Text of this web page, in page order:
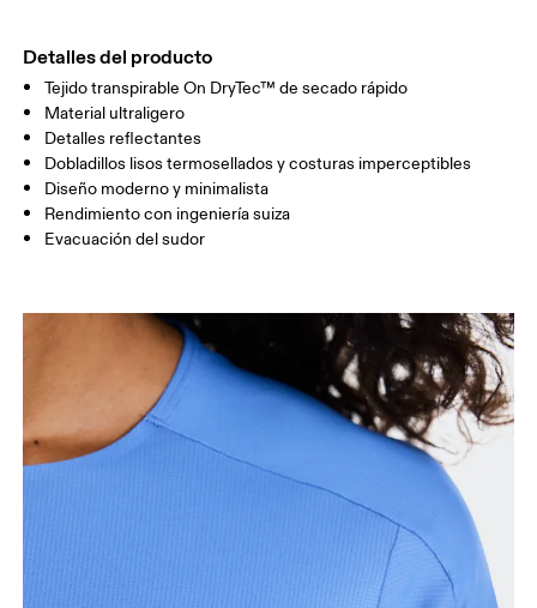
Arrastra en sentido horizontal para ver más.
Cómo medirse
Detalles del producto
Tejido transpirable On DryTec™ de secado rápido
Material ultraligero
Detalles reflectantes
Dobladillos lisos termosellados y costuras imperceptibles
Diseño moderno y minimalista
Rendimiento con ingeniería suiza
Evacuación del sudor